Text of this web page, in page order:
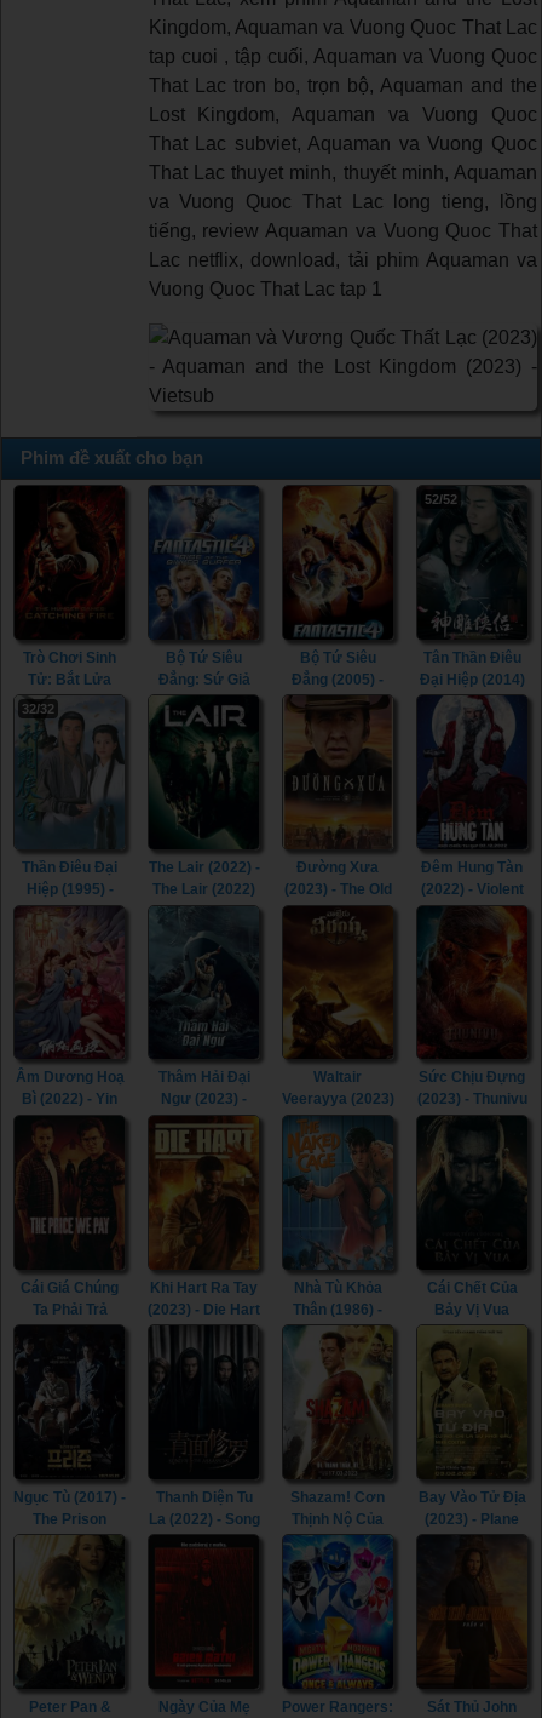
Kingdom, Aquaman va Vuong Quoc That Lac
tap cuoi , tập cuối, Aquaman va Vuong Quoc
That Lac tron bo, trọn bộ, Aquaman and the
Lost Kingdom, Aquaman va Vuong Quoc
That Lac subviet, Aquaman va Vuong Quoc
That Lac thuyet minh, thuyết minh, Aquaman
va Vuong Quoc That Lac long tieng, lồng
tiếng, review Aquaman va Vuong Quoc That
Lac netflix, download, tải phim Aquaman va
Vuong Quoc That Lac tap 1
Phim đề xuất cho bạn
Trò Chơi Sinh
Tử: Bắt Lửa
(2013) - The
Hunger Games:
Catching Fire
(2013)
Bộ Tứ Siêu
Đẳng: Sứ Giả
Bạc (2007) -
Fantastic Four:
Rise of the
Silver Surfer
Bộ Tứ Siêu
Đẳng (2005) -
Fantastic Four
(2005)
52/52
Tân Thần Điêu
Đại Hiệp (2014)
- The Romance
of the Condor
Heroes (2014)
32/32
Thần Điêu Đại
Hiệp (1995) -
Return of The
Condor Heroes
(1995)
The Lair (2022) -
The Lair (2022)
Đường Xưa
(2023) - The Old
Way (2023)
Đêm Hung Tàn
(2022) - Violent
Night (2022)
Âm Dương Hoạ
Bì (2022) - Yin
Yang Painted
Skin (2022)
Thâm Hải Đại
Ngư (2023) -
Monster of The
Deep (2023)
Waltair
Veerayya (2023)
- Waltair
Veerayya (2023)
Sức Chịu Đựng
(2023) - Thunivu
(2023)
Cái Giá Chúng
Ta Phải Trả
Price We Pay
(2023)
Khi Hart Ra Tay
(2023) - Die Hart
Nhà Tù Khỏa
Thân (1986) -
The Naked
Cage (1986)
Cái Chết Của
Bảy Vị Vua
(2023) - The
Last Kingdom:
Seven Kings
Must Die (2023)
Ngục Tù (2017) -
The Prison
(2017)
Thanh Diện Tu
La (2022) - Song
of the
Assassins
(2022)
Shazam! Cơn
Thịnh Nộ Của
Các Vị Thần
(2023) -
Shazam! Fury of
the Gods (2023)
Bay Vào Tử Địa
(2023) - Plane
Peter Pan &
Ngày Của Mẹ
Power Rangers:
Sát Thủ John